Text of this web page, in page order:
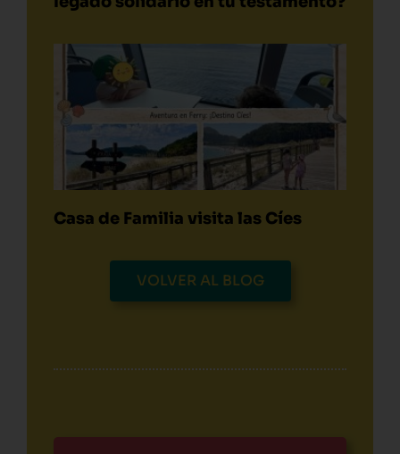
Casa de Familia visita las Cíes
VOLVER AL BLOG